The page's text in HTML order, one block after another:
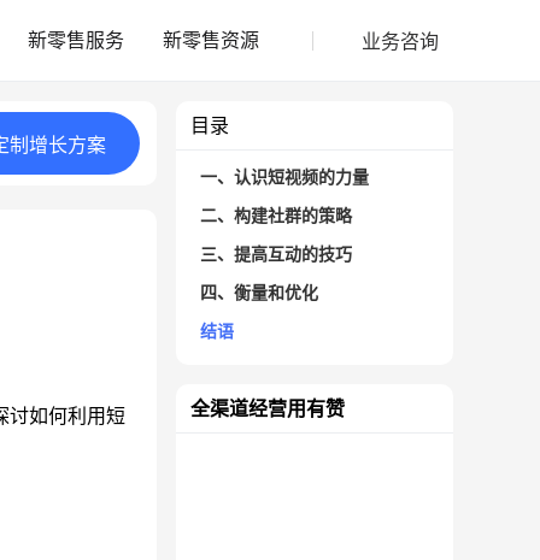
新零售服务 新零售资源 业务咨询
制 增长方案
讨如何利用短
目录
一、认识短视频的力量
二、构建社群的策略
三、提高互动的技巧
四、衡量和优化
结语
全渠道经营用有赞